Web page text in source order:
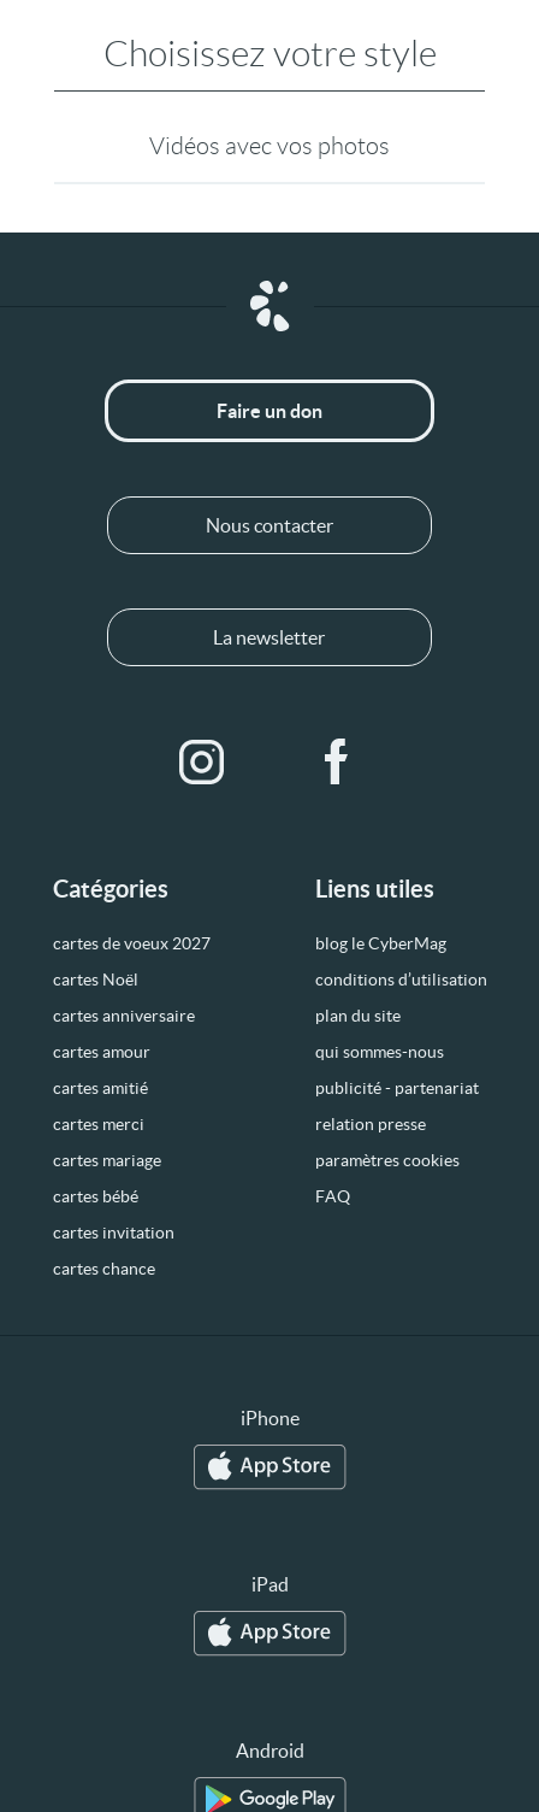
Choisissez votre style
Vidéos avec vos photos
Catégories
cartes de voeux 2027
cartes Noël
cartes anniversaire
cartes amour
cartes amitié
cartes merci
cartes mariage
cartes bébé
cartes invitation
cartes chance
Liens utiles
blog le CyberMag
conditions d’utilisation
plan du site
qui sommes-nous
publicité - partenariat
relation presse
paramètres cookies
FAQ
Faire un don
Nous contacter
La newsletter
iPhone
iPad
Android